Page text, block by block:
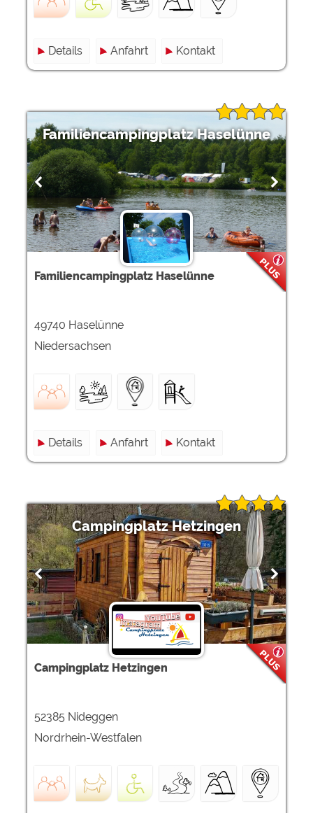
Details Anfahrt Kontakt
Familiencampingplatz Haselünne
Familiencampingplatz Haselünne
49740 Haselünne
Niedersachsen
Details Anfahrt Kontakt
Campingplatz Hetzingen
Campingplatz Hetzingen
52385 Nideggen
Nordrhein-Westfalen